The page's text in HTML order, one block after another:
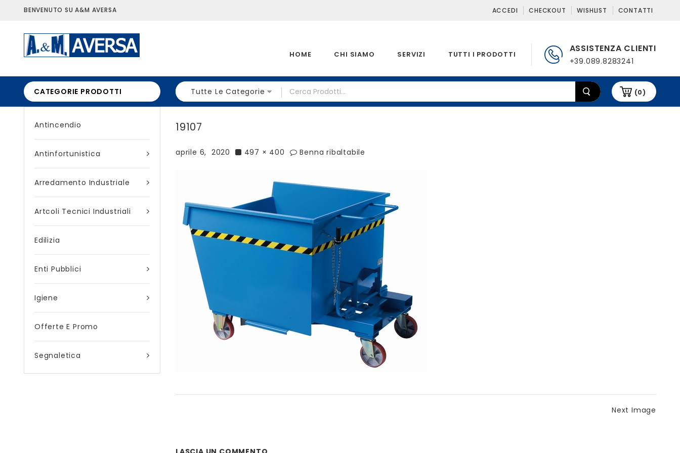
BENVENUTO SU A&M AVERSA ACCEDI CHECKOUT WISHLIST CONTATTI
ASSISTENZA CLIENTI
+39.089.8283241
HOME CHI SIAMO SERVIZI TUTTI I PRODOTTI
CATEGORIE PRODOTTI Tutte Le Categorie (0)
Antincendio
Antinfortunistica
Arredamento Industriale
Artcoli Tecnici Industriali
Edilizia
Enti Pubblici
Igiene
Offerte E Promo
Segnaletica
19107
aprile 6, 2020 497 × 400 Benna ribaltabile
Next Image